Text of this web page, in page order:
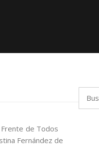
de Todos
Fernández de